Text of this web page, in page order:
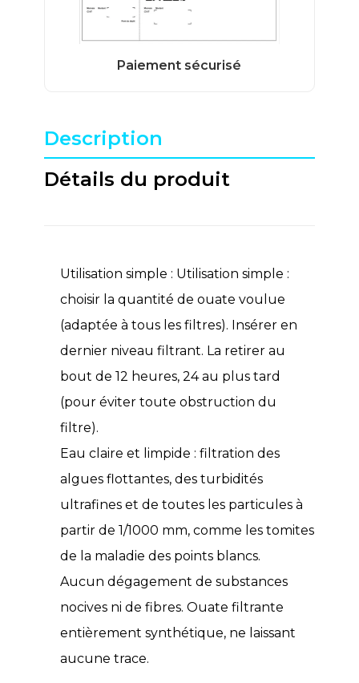
Description
Détails du produit
Utilisation simple : Utilisation simple :
choisir la quantité de ouate voulue
(adaptée à tous les filtres). Insérer en
dernier niveau filtrant. La retirer au
bout de 12 heures, 24 au plus tard
(pour éviter toute obstruction du
filtre).
Eau claire et limpide : filtration des
algues flottantes, des turbidités
ultrafines et de toutes les particules à
partir de 1/1000 mm, comme les tomites
de la maladie des points blancs.
Aucun dégagement de substances
nocives ni de fibres. Ouate filtrante
entièrement synthétique, ne laissant
aucune trace.